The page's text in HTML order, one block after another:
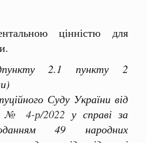
цінністю для
2.1 пункту 2
Суду України від
№ 4-р/2022 у справі за
49 народних